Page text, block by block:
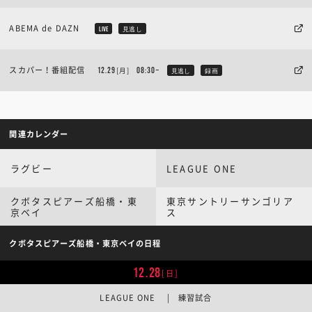
ABEMA de DAZN LIVE 見逃し
スカパー！番組配信 12.29 [月] 08:30~ 見逃し 録画
関連カレンダー
ラグビー LEAGUE ONE
クボタスピアーズ船橋・東
京ベイ
東京サントリーサンゴリア
ス
クボタスピアーズ船橋・東京ベイの日程
12.28[日]
LEAGUE ONE | 練習試合